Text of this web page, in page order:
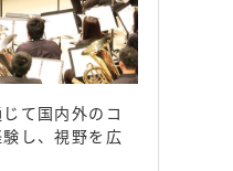
て国内外のコ
し、視野を広